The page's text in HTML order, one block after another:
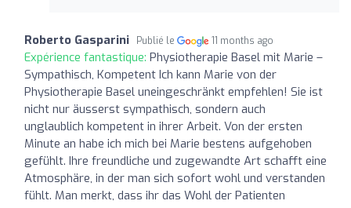
Roberto Gasparini Publié le 11 months ago
Expérience fantastique: Physiotherapie Basel mit Marie –
Sympathisch, Kompetent Ich kann Marie von der
Physiotherapie Basel uneingeschränkt empfehlen! Sie ist
nicht nur äusserst sympathisch, sondern auch
unglaublich kompetent in ihrer Arbeit. Von der ersten
Minute an habe ich mich bei Marie bestens aufgehoben
gefühlt. Ihre freundliche und zugewandte Art schafft eine
Atmosphäre, in der man sich sofort wohl und verstanden
fühlt. Man merkt, dass ihr das Wohl der Patienten